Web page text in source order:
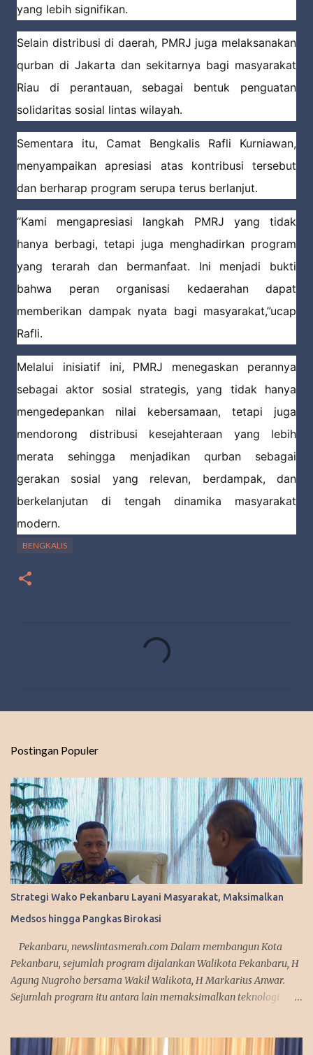
yang lebih signifikan.
Selain distribusi di daerah, PMRJ juga melaksanakan
qurban di Jakarta dan sekitarnya bagi masyarakat
Riau di perantauan, sebagai bentuk penguatan
solidaritas sosial lintas wilayah.
Sementara itu, Camat Bengkalis Rafli Kurniawan,
menyampaikan apresiasi atas kontribusi tersebut
dan berharap program serupa terus berlanjut.
“Kami mengapresiasi langkah PMRJ yang tidak
hanya berbagi, tetapi juga menghadirkan program
yang terarah dan bermanfaat. Ini menjadi bukti
bahwa peran organisasi kedaerahan dapat
memberikan dampak nyata bagi masyarakat,”ucap
Rafli.
Melalui inisiatif ini, PMRJ menegaskan perannya
sebagai aktor sosial strategis, yang tidak hanya
mengedepankan nilai kebersamaan, tetapi juga
mendorong distribusi kesejahteraan yang lebih
merata sehingga menjadikan qurban sebagai
gerakan sosial yang relevan, berdampak, dan
berkelanjutan di tengah dinamika masyarakat
modern.
BENGKALIS
r
Postingan Populer
Strategi Wako Pekanbaru Layani Masyarakat, Maksimalkan
Medsos hingga Pangkas Birokasi
Pekanbaru, newslintasmerah.com Dalam membangun Kota
Pekanbaru, sejumlah program dijalankan Walikota Pekanbaru, H
Agung Nugroho bersama Wakil Walikota, H Markarius Anwar.
Sejumlah program itu antara lain memaksimalkan teknologi
kampanye. "Kita sedang mempersiapkan aplikasi yang bisa